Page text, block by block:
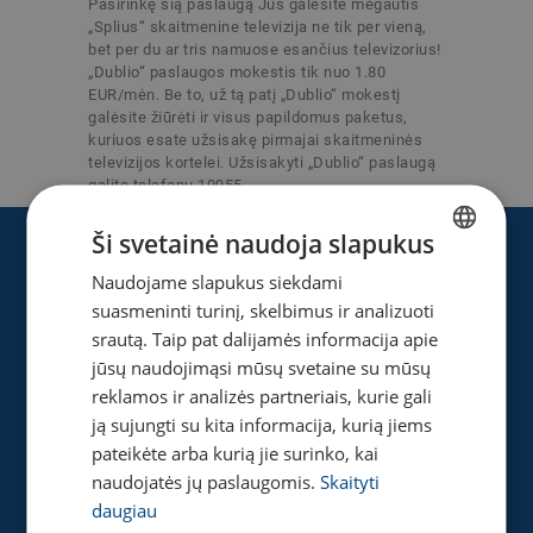
Pasirinkę šią paslaugą Jūs galėsite mėgautis
„Splius“ skaitmenine televizija ne tik per vieną,
bet per du ar tris namuose esančius televizorius!
„Dublio“ paslaugos mokestis tik nuo 1.80
EUR/mėn. Be to, už tą patį „Dublio“ mokestį
galėsite žiūrėti ir visus papildomus paketus,
kuriuos esate užsisakę pirmajai skaitmeninės
televizijos kortelei. Užsisakyti „Dublio“ paslaugą
galite telefonu 19955
Apie „Splius“
Naujienos
Karjera
Privatumo ir slapukų politika
Naudinga
ENGLISH
Ši svetainė naudoja slapukus
Naudojame slapukus siekdami
suasmeninti turinį, skelbimus ir analizuoti
srautą. Taip pat dalijamės informacija apie
jūsų naudojimąsi mūsų svetaine su mūsų
reklamos ir analizės partneriais, kurie gali
ją sujungti su kita informacija, kurią jiems
pateikėte arba kurią jie surinko, kai
naudojatės jų paslaugomis. Skaityti
daugiau